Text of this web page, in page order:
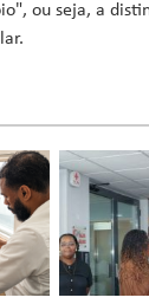
ou seja, a